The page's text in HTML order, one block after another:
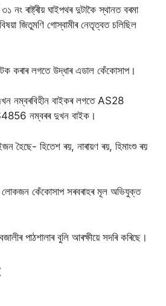
ৰাষ্ট্ৰীয় ঘাইপথৰ দুটাকৈ স্থানত বৰমা
জিতুমণি গোস্বামীৰ নেতৃত্বত চলিছিল
কৰাৰ লগতে উদ্ধাৰ এডাল কেঁকোসাপ।
নম্বৰবিহীন বাইকৰ লগতে AS28
নম্বৰৰ দুখন বাইক।
হৈছে- হিতেশ ৰয়, নাৰায়ণ ৰয়, হিমাংশু ৰয়
লোকজন কেঁকোসাপ সৰবৰাহৰ মূল অভিযুক্ত
পাঠশালাৰ বুলি আৰক্ষীয়ে সদৰি কৰিছে।